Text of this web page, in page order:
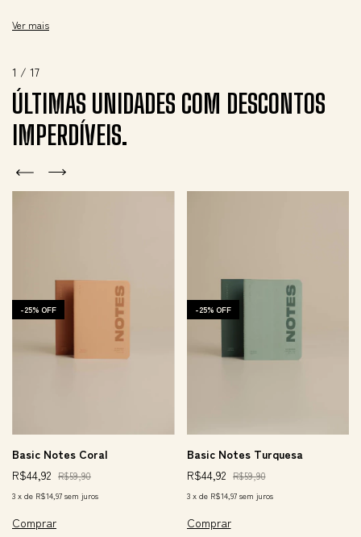
Ver mais
1 / 17
ÚLTIMAS UNIDADES COM DESCONTOS
IMPERDÍVEIS.
-25% OFF
Basic Notes Coral
R$44,92 R$59,90
3 x de R$14,97 sem juros
-25% OFF
Basic Notes Turquesa
R$44,92 R$59,90
3 x de R$14,97 sem juros